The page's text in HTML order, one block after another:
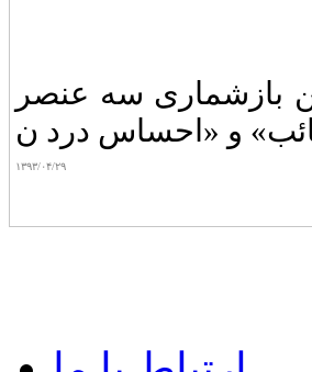
بازشماری سه عنصر
۱۳۹۳/۰۴/۲۹